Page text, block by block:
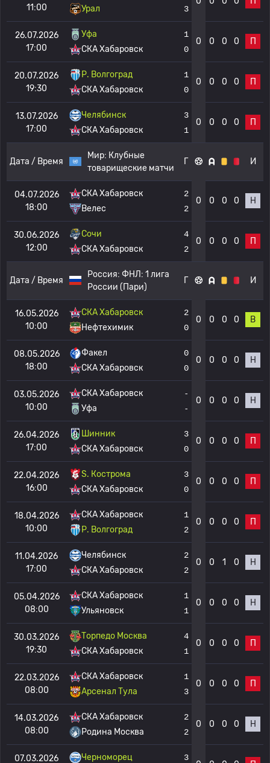
11:00
Урал
3
26.07.2026
17:00
Уфа
СКА Хабаровск
1
0
0 0 0 0 П
20.07.2026
19:30
Р. Волгоград
СКА Хабаровск
1
0
0 0 0 0 П
13.07.2026
17:00
Челябинск
СКА Хабаровск
3
1
0 0 0 0 П
Дата / Время
Мир: Клубные
товарищеские матчи
Г И
04.07.2026
18:00
СКА Хабаровск
Велес
2
2
0 0 0 0 Н
30.06.2026
12:00
Сочи
СКА Хабаровск
4
2
0 0 0 0 П
Дата / Время
Россия: ФНЛ: 1 лига
России (Пари)
Г И
16.05.2026
10:00
СКА Хабаровск
Нефтехимик
2
0
0 0 0 0 В
08.05.2026
18:00
Факел
СКА Хабаровск
0
0
0 0 0 0 Н
03.05.2026
10:00
СКА Хабаровск
Уфа
-
-
0 0 0 0 Н
26.04.2026
17:00
Шинник
СКА Хабаровск
3
0
0 0 0 0 П
22.04.2026
16:00
S. Кострома
СКА Хабаровск
3
0
0 0 0 0 П
18.04.2026
10:00
СКА Хабаровск
Р. Волгоград
1
2
0 0 0 0 П
11.04.2026
17:00
Челябинск
СКА Хабаровск
2
2
0 0 1 0 Н
05.04.2026
08:00
СКА Хабаровск
Ульяновск
1
1
0 0 0 0 Н
30.03.2026
19:30
Торпедо Москва
СКА Хабаровск
4
1
0 0 0 0 П
22.03.2026
08:00
СКА Хабаровск
Арсенал Тула
1
3
0 0 0 0 П
14.03.2026
08:00
СКА Хабаровск
Родина Москва
2
2
0 0 0 0 Н
07.03.2026
Черноморец
3